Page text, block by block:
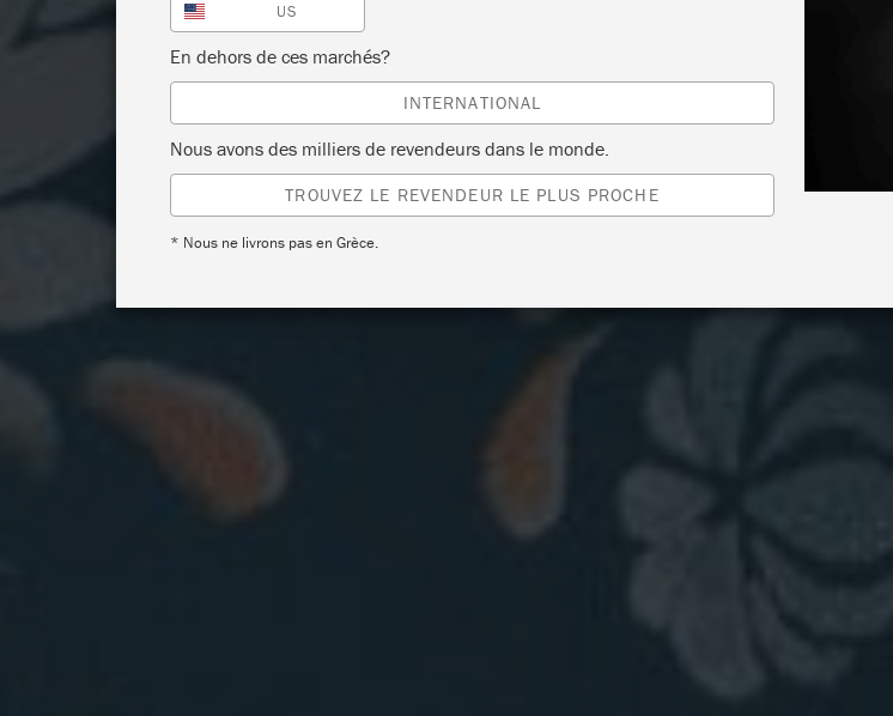
US
En dehors de ces marchés?
INTERNATIONAL
Nous avons des milliers de revendeurs dans le monde.
TROUVEZ LE REVENDEUR LE PLUS PROCHE
* Nous ne livrons pas en Grèce.